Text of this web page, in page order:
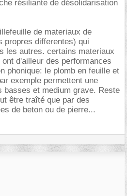
résiliante de désolidarisation
de materiaux de
propres differentes) qui
les autres. certains materiaux
d'ailleur des performances
phonique: le plomb en feuille et
exemple permettent une
basses et medium grave. Reste
être traîté que par des
de beton ou de pierre...